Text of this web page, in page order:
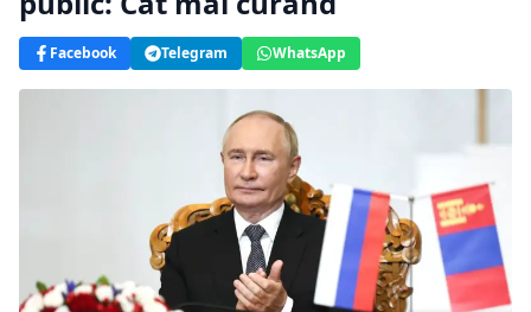
Facebook Telegram WhatsApp